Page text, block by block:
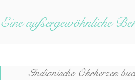
Eine außergewöhnliche
Indianische Ohrkerzen